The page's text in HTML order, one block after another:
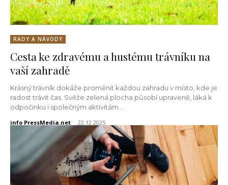
RADY A NÁVODY
Cesta ke zdravému a hustému trávníku na
vaší zahradě
Krásný trávník dokáže proměnit každou zahradu v místo, kde je
radost trávit čas. Svěže zelená plocha působí upraveně, láká k
odpočinku i společným aktivitám...
info PressMedia.net - 22.12.2025